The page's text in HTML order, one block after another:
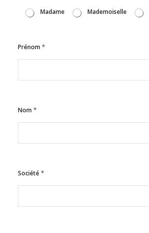
Madame Mademoiselle
Prénom*
Nom*
Société*